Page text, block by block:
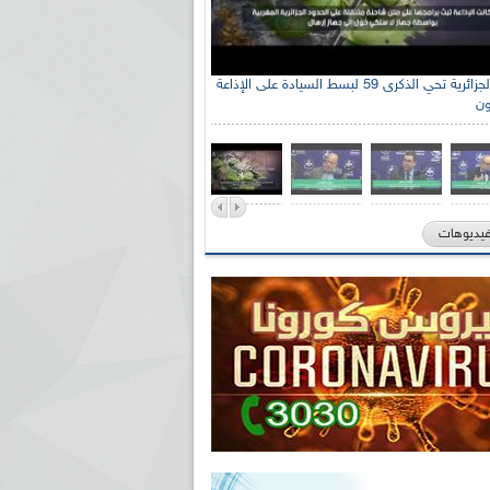
الإذاعة الجزائرية تحي الذكرى 59 لبسط السيادة على الإذاعة